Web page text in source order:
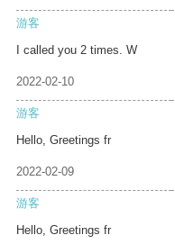
游客
I called you 2 times. W
2022-02-10
游客
Hello, Greetings fr
2022-02-09
游客
Hello, Greetings fr